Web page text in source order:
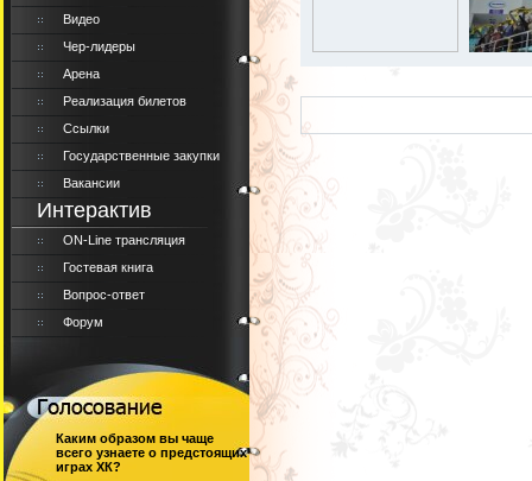
Видео
Чер-лидеры
Арена
Реализация билетов
Ссылки
Государственные закупки
Вакансии
Интерактив
ON-Line трансляция
Гостевая книга
Вопрос-ответ
Форум
Каким образом вы чаще
всего узнаете о предстоящих
играх ХК?